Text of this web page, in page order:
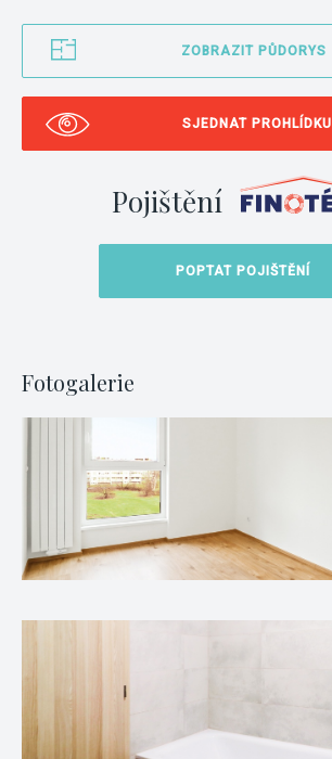
ZOBRAZIT PŮDORYS
SJEDNAT PROHLÍDKU
Pojištění
POPTAT POJIŠTĚNÍ
Fotogalerie